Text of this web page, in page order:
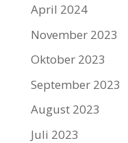
April 2024
November 2023
Oktober 2023
September 2023
August 2023
Juli 2023